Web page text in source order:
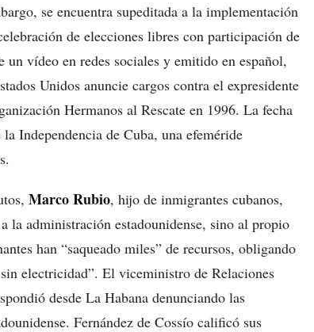
se encuentra supeditada a la implementación
de elecciones libres con participación de
vídeo en redes sociales y emitido en español,
Unidos anuncie cargos contra el expresidente
Hermanos al Rescate en 1996. La fecha
Independencia de Cuba, una efeméride
Marco Rubio, hijo de inmigrantes cubanos,
la administración estadounidense, sino al propio
han “saqueado miles” de recursos, obligando
electricidad”. El viceministro de Relaciones
desde La Habana denunciando las
Fernández de Cossío calificó sus